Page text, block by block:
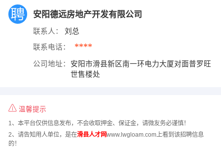
安阳德远房地产开发有限公司
联系人： 刘总
联系电话： ****
公司地址：
安阳市滑县新区南一环电力大厦对面普罗旺
世售楼处
温馨提示
1、本平台仅供信息发布，不会收取押金、保证金，请微友务必谨慎！
2、请告知用人单位，是在滑县人才网www.lwgloam.com上看到该招聘信息
的！